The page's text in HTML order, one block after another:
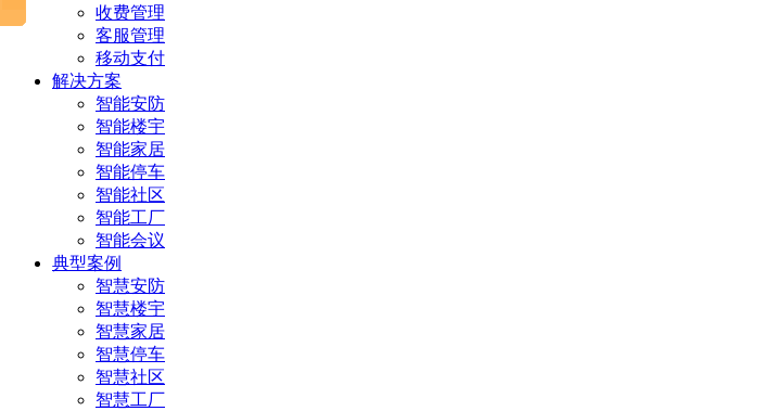
收费管理
客服管理
移动支付
解决方案
智能安防
智能楼宇
智能家居
智能停车
智能社区
智能工厂
智能会议
典型案例
智慧安防
智慧楼宇
智慧家居
智慧停车
智慧社区
智慧工厂